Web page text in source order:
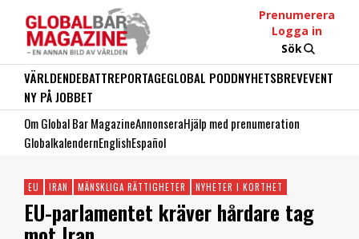
Prenumerera
Logga in
Sök
VÄRLDENDEBATTREPORTAGEGLOBAL PODDNYHETSBREVEVENT
NY PÅ JOBBET
Om Global Bar MagazineAnnonseraHjälp med prenumeration
GlobalkalendernEnglishEspañol
EU IRAN MÄNSKLIGA RÄTTIGHETER NYHETER I KORTHET
EU-parlamentet kräver hårdare tag